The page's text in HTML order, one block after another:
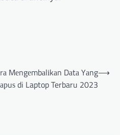
Mеngеmbаlіkаn Dаtа Yаng
di Laptop Terbaru 2023
⟶